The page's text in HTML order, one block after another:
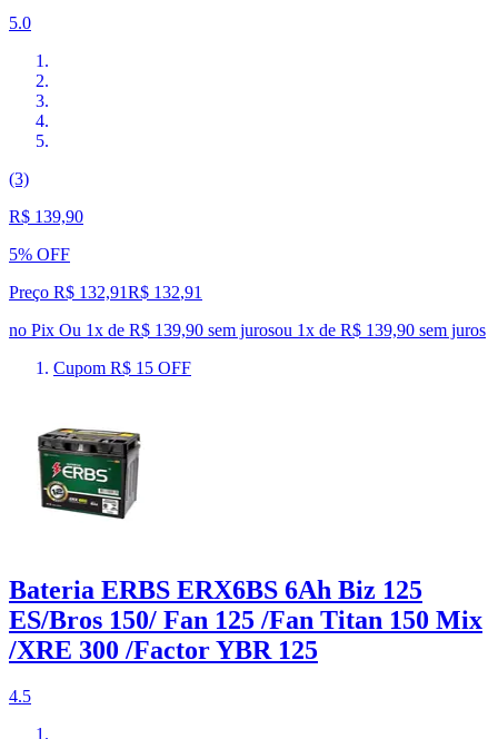
5.0
(3)
R$ 139,90
5% OFF
Preço R$ 132,91R$ 132,91
no Pix Ou 1x de R$ 139,90 sem jurosou 1x de R$ 139,90 sem juros
Cupom R$ 15 OFF
Bateria ERBS ERX6BS 6Ah Biz 125
ES/Bros 150/ Fan 125 /Fan Titan 150 Mix
/XRE 300 /Factor YBR 125
4.5